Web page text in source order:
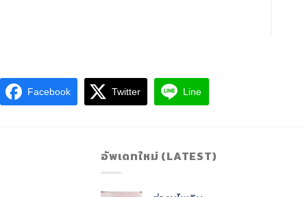
Facebook Twitter Line
อัพเดทใหม่ (LATEST)